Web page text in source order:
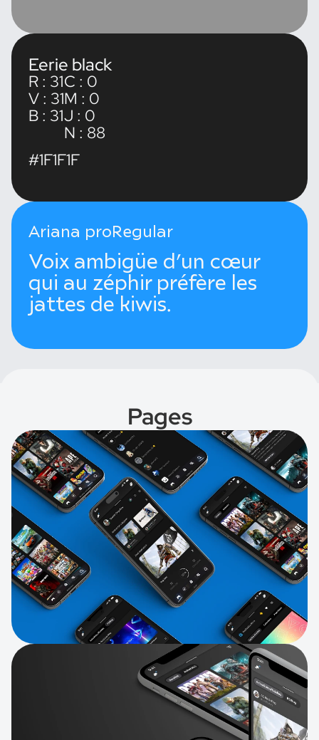
Eerie black
R : 31
V : 31
B : 31
C : 0
M : 0
J : 0
N : 88
#1F1F1F
Ariana proRegular
Voix ambigüe d’un cœur
qui au zéphir préfère les
jattes de kiwis.
Pages
Jouer